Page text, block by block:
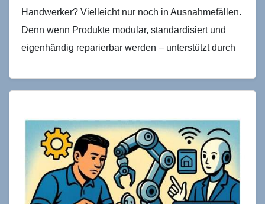
Handwerker? Vielleicht nur noch in Ausnahmefällen.
Denn wenn Produkte modular, standardisiert und
eigenhändig reparierbar werden – unterstützt durch